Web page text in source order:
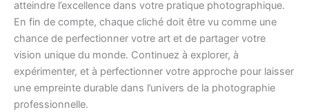
atteindre l’excellence dans votre pratique photographique.
En fin de compte, chaque cliché doit être vu comme une
chance de perfectionner votre art et de partager votre
vision unique du monde. Continuez à explorer, à
expérimenter, et à perfectionner votre approche pour laisser
une empreinte durable dans l’univers de la photographie
professionnelle.